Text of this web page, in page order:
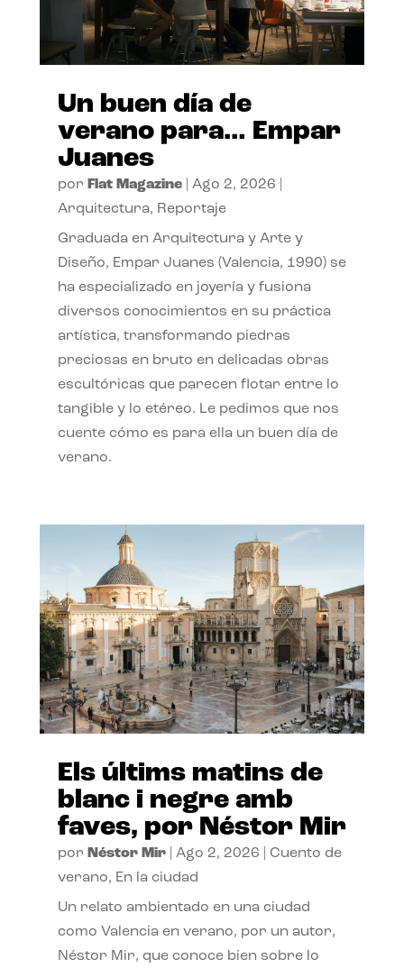
Un buen día de
verano para… Empar
Juanes
por Flat Magazine| Ago 2, 2026
Arquitectura, Reportaje
Graduada en Arquitectura y Arte y
Diseño, Empar Juanes (Valencia, 1990) se
ha especializado en joyería y fusiona
diversos conocimientos en su práctica
artística, transformando piedras
preciosas en bruto en delicadas obras
escultóricas que parecen flotar entre lo
tangible y lo etéreo. Le pedimos que nos
cuente cómo es para ella un buen día de
verano.
Els últims matins de
blanc i negre amb
faves, por Néstor Mir
por Néstor Mir| Ago 2, 2026
Cuento de
verano, En la ciudad
Un relato ambientado en una ciudad
como Valencia en verano, por un autor,
Néstor Mir, que conoce bien sobre lo